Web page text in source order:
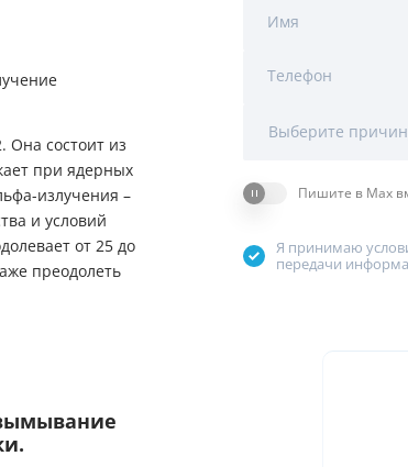
Фирменные магазины
Она состоит из
при ядерных
излучения –
и условий
от 25 до
преодолеть
Имя
Телефон
Выберите
Пишите в Max
Я принимаю
передачи